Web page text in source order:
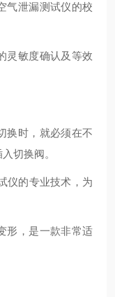
气泄漏测试仪的校
灵敏度确认及等效
换时，就必须在不
切换阀。
仪的专业技术，为
形，是一款非常适